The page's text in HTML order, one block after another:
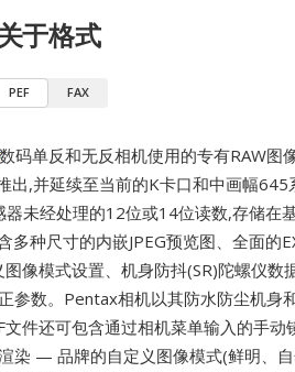
关于格式
PEF FAX
数码单反和无反相机使用的专有RAW图
,并延续至当前的K卡口和中画幅645
未经处理的12位或14位读数,存储在
种尺寸的内嵌JPEG预览图、全面的
像模式设置、机身防抖(SR)陀螺仪数
参数。Pentax相机以其防水防尘机身
件还可包含通过相机菜单输入的手动
染 — 品牌的自定义图像模式(鲜明、